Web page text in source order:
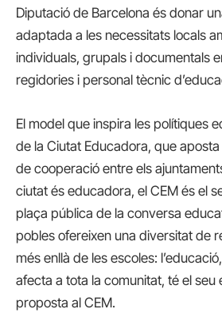
Diputació de Barcelona és donar
adaptada a les necessitats locals
individuals, grupals i documentals
regidories i personal tècnic
El model que inspira les polítiques
de la Ciutat Educadora, que
de cooperació entre els
ciutat és educadora, el CEM és el
plaça pública de la conversa
pobles ofereixen una diversitat de
més enllà de les escoles:
afecta a tota la comunitat, té el seu
proposta al CEM.